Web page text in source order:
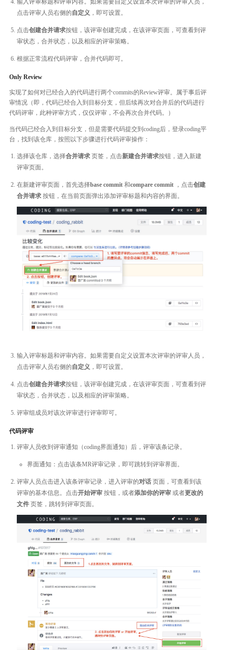
输入评审标题和评审内容。如果需要自定义设置本次评审的评审人员，
点击评审人员右侧的自定义 ，即可设置。
点击创建合并请求按钮，该评审创建完成，在该评审页面，可查看到评
审状态，合并状态，以及相应的评审策略。
根据正常流程代码评审，合并代码即可。
Only Review
实现了如何对已经合入的代码进行两个commits的Review评审。属于事后评
审情况（即，代码已经合入到目标分支，但后续再次对合并后的代码进行
代码评审，此种评审方式，仅仅评审，不会再次合并代码。）
当代码已经合入到目标分支，但是需要代码提交到coding后，登录coding平
台，找到该仓库，按照以下步骤进行代码评审操作：
选择该仓库，选择合并请求 页签，点击新建合并请求按钮，进入新建
评审页面。
在新建评审页面，首先选择base commit 和compare commit ，点击创建
合并请求 按钮，在当前页面弹出添加评审标题和内容的界面。
输入评审标题和评审内容。如果需要自定义设置本次评审的评审人员，
点击评审人员右侧的自定义 ，即可设置。
点击创建合并请求按钮，该评审创建完成，在该评审页面，可查看到评
审状态，合并状态，以及相应的评审策略。
评审组成员对该次评审进行评审即可。
代码评审
评审人员收到评审通知（coding界面通知）后，评审该条记录。
界面通知：点击该条MR评审记录，即可跳转到评审界面。
评审人员点击进入该条评审记录，进入评审的对话 页面，可查看到该
评审的基本信息。点击开始评审 按钮，或者添加你的评审 或者更改的
文件 页签，跳转到评审页面。